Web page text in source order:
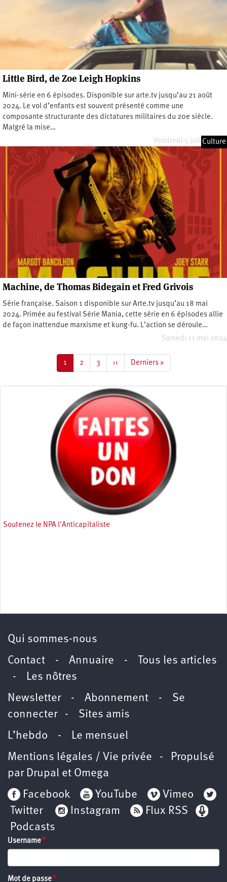
Little Bird, de Zoe Leigh Hopkins
Mini-série en 6 épisodes. Disponible sur arte.tv jusqu’au 21 août
2024. Le vol d’enfants est souvent présenté comme une
composante structurante des dictatures militaires du 20e siècle.
Malgré la mise…
Vendredi 5 juillet 2024
Culture
Machine, de Thomas Bidegain et Fred Grivois
Série française. Saison 1 disponible sur Arte.tv jusqu’au 18 mai
2024. Primée au festival Série Mania, cette série en 6 épisodes allie
de façon inattendue marxisme et kung-fu. L’action se déroule…
Samedi 11 mai 2024
Page
courante
1 Page
2 Page
3
Page
suivante
››
Dernière
page
Derniers »
Soutenez le NPA l'Anticapitaliste
Qui sommes-nous
Contact - Annuaire - Tous les articles
-
Les nôtres
Newsletter- Abonnement - Se
connecter- Sites amis
L’hebdo -
Le mensuel
Mentions légales / Vie privée - Propulsé
par Drupal et Omega
Facebook
YouTube
Vimeo
Twitter
Instagram
Flux RSS
Podcasts
Username
Mot de passe